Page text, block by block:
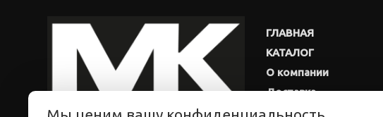
ГЛАВНАЯ
КАТАЛОГ
О компании
Доставка
Новости